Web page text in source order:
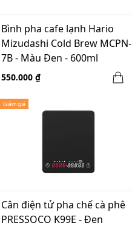
Bình pha cafe lạnh Hario
Mizudashi Cold Brew MCPN-
7B - Màu Đen - 600ml
550.000 ₫
Giảm giá
Cân điện tử pha chế cà phê
PRESSOCO K99E - Đen